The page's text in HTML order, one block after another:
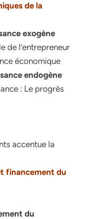
de la
exogène
de l’entrepreneur
économique
endogène
: Le progrès
accentue la
financement du
du